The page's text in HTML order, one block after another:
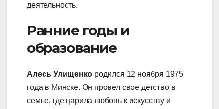
деятельность.
Ранние годы и
образование
Алесь Улищенко родился 12 ноября 1975
года в Минске. Он провел свое детство в
семье, где царила любовь к искусству и